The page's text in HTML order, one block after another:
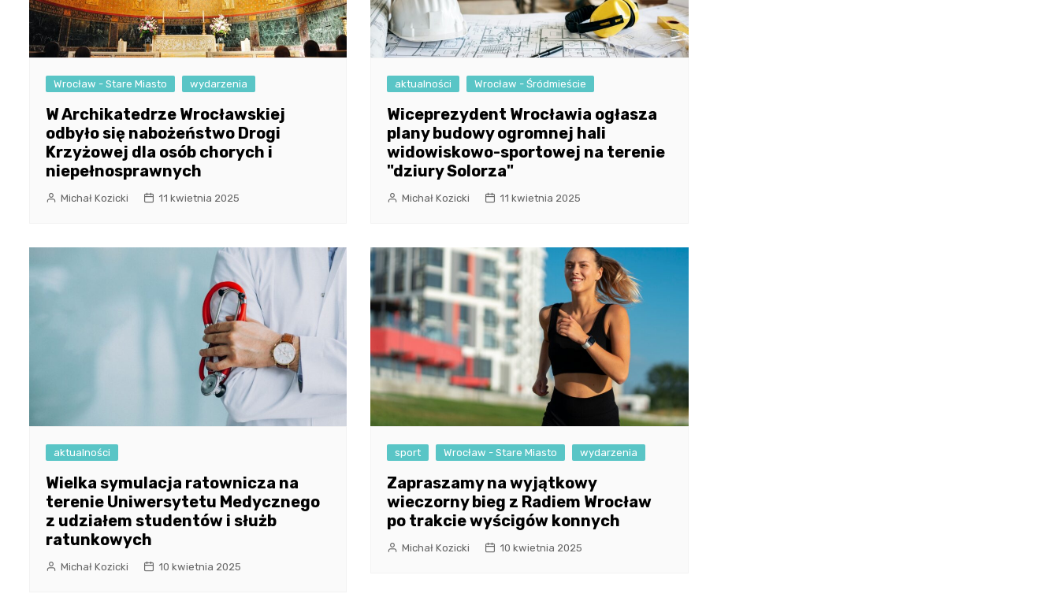
Wrocław - Stare Miasto wydarzenia
W Archikatedrze Wrocławskiej
odbyło się nabożeństwo Drogi
Krzyżowej dla osób chorych i
niepełnosprawnych
Michał Kozicki 11 kwietnia 2025
aktualności Wrocław - Śródmieście
Wiceprezydent Wrocławia ogłasza
plany budowy ogromnej hali
widowiskowo-sportowej na terenie
"dziury Solorza"
Michał Kozicki 11 kwietnia 2025
aktualności
Wielka symulacja ratownicza na
terenie Uniwersytetu Medycznego
z udziałem studentów i służb
ratunkowych
Michał Kozicki 10 kwietnia 2025
sport Wrocław - Stare Miasto wydarzenia
Zapraszamy na wyjątkowy
wieczorny bieg z Radiem Wrocław
po trakcie wyścigów konnych
Michał Kozicki 10 kwietnia 2025